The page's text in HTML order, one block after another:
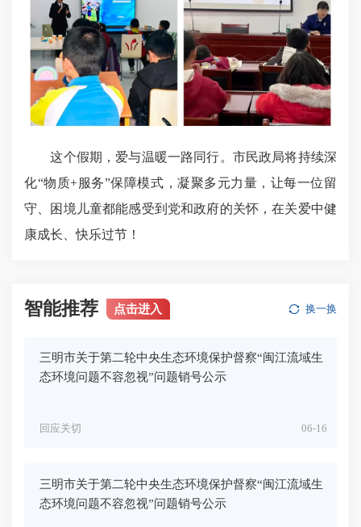
这个假期，爱与温暖一路同行。市民政局将持续深
化“物质+服务”保障模式，凝聚多元力量，让每一位留
守、困境儿童都能感受到党和政府的关怀，在关爱中健
康成长、快乐过节！
智能推荐 点击进入 换一换
三明市关于第二轮中央生态环境保护督察“闽江流域生
态环境问题不容忽视”问题销号公示
06-16
回应关切
三明市关于第二轮中央生态环境保护督察“闽江流域生
态环境问题不容忽视”问题销号公示